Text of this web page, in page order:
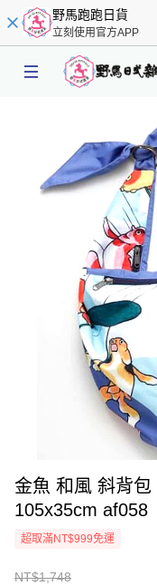
野馬跑跑日貨
立刻使用官方APP
金魚 和風 斜背
105x35cm af058
超取滿NT$999免運
NT$1,748